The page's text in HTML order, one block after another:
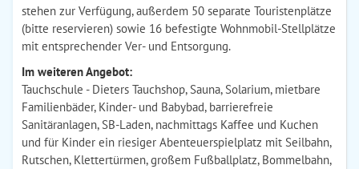
stehen zur Verfügung, außerdem 50 separate Touristenplätze
(bitte reservieren) sowie 16 befestigte Wohnmobil-Stellplätze
mit entsprechender Ver- und Entsorgung.
Im weiteren Angebot:
Tauchschule - Dieters Tauchshop, Sauna, Solarium, mietbare
Familienbäder, Kinder- und Babybad, barrierefreie
Sanitäranlagen, SB-Laden, nachmittags Kaffee und Kuchen
und für Kinder ein riesiger Abenteuerspielplatz mit Seilbahn,
Rutschen, Klettertürmen, großem Fußballplatz, Bommelbahn,